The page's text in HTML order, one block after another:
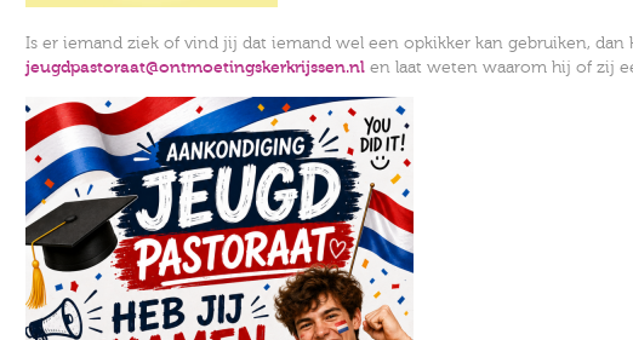
Is er iemand ziek of vind jij dat iemand wel een opkikker kan gebruiken, dan
jeugdpastoraat@ontmoetingskerkrijssen.nlen laat weten waarom hij of zij